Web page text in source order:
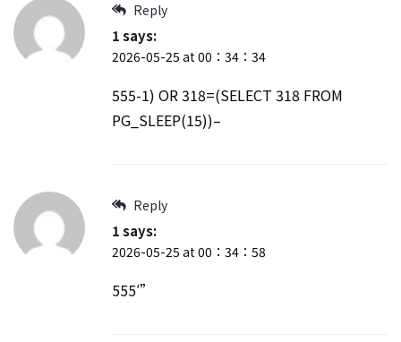
Reply
1says:
2026-05-25 at 00：34：34
555-1) OR 318=(SELECT 318 FROM
PG_SLEEP(15))–
Reply
1says:
2026-05-25 at 00：34：58
555′”